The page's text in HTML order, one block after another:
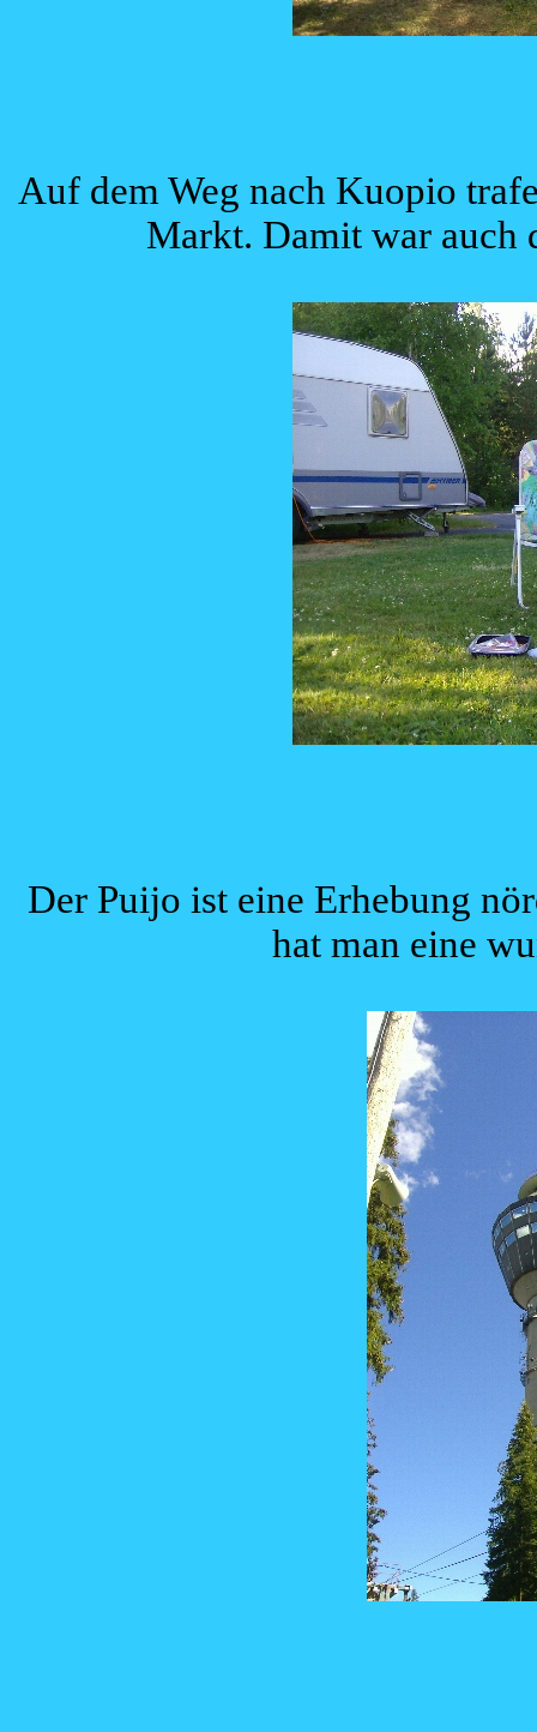
Auf dem Weg nach Kuopio
Markt. Damit war auch
Der Puijo ist eine Erhebung
hat man eine